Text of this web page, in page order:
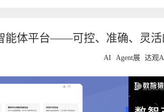
能体平台——可控、准确、灵活
AI Agent展 达观